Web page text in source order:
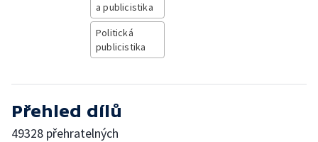
a publicistika
Politická
publicistika
Přehled dílů
49328 přehratelných